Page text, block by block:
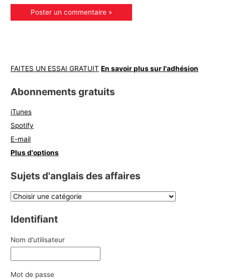
FAITES UN ESSAI GRATUIT En savoir plus sur l'adhésion
Abonnements gratuits
iTunes
Spotify
E-mail
Plus d'options
Sujets d'anglais des affaires
Identifiant
Nom d'utilisateur
Mot de passe